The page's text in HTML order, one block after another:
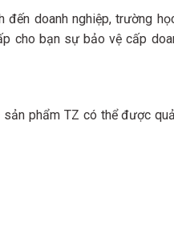
doanh nghiệp, trường
cho bạn sự bảo vệ cấp
phẩm TZ có thể được